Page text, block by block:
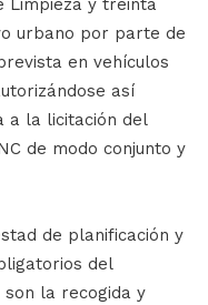
Limpieza y treinta
urbano por parte de
en vehículos
así
a la licitación del
de modo conjunto y
de planificación y
del
son la recogida y